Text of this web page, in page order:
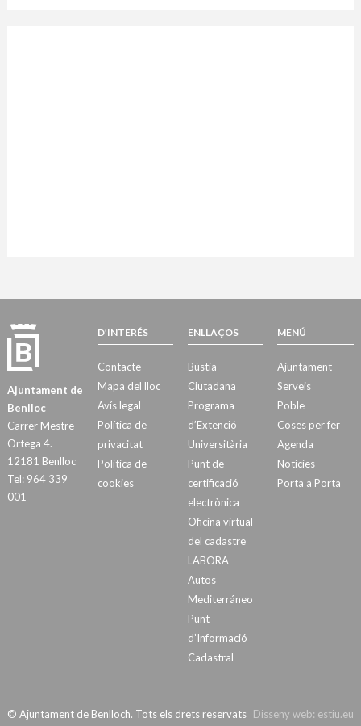
Ajuntament de
Benlloc
Carrer Mestre
Ortega 4.
12181 Benlloc
Tel: 964 339
001
D’INTERÉS
Contacte
Mapa del lloc
Avís legal
Política de
privacitat
Política de
cookies
ENLLAÇOS
Bústia
Ciutadana
Programa
d’Extenció
Universitària
Punt de
certificació
electrònica
Oficina virtual
del cadastre
LABORA
Autos
Mediterráneo
Punt
d’Informació
Cadastral
MENÚ
Ajuntament
Serveis
Poble
Coses per fer
Agenda
Notícies
Porta a Porta
Disseny web: estiu.eu
© Ajuntament de Benlloch. Tots els drets reservats